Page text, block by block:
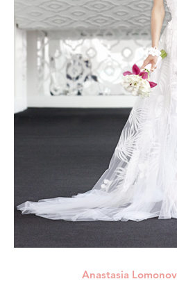
Anastasia